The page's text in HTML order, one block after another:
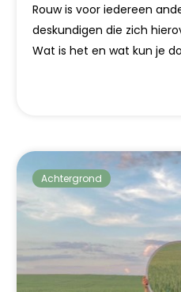
Rouw is voor iedereen
deskundigen die zich
Wat is het en wat kun je
Achtergrond